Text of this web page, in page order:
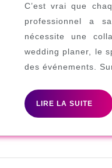
C’est vrai que
professionnel a
nécessite une
wedding planer, le
des événements.
LIRE LA SUITE
LA